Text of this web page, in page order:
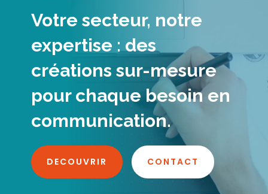
Votre secteur, notre
expertise : des
créations sur-mesure
pour chaque besoin en
communication.
DECOUVRIR CONTACT